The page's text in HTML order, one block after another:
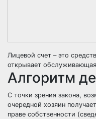
Лицевой счет – это
открывает
Алгоритм
С точки зрения закона,
очередной хозяин
праве собственности